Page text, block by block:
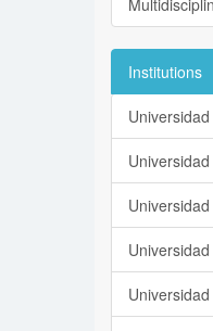
Institutions